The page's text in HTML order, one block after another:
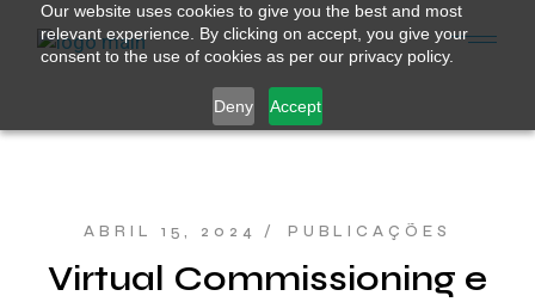
Our website uses cookies to give you the best and most
relevant experience. By clicking on accept, you give your
consent to the use of cookies as per our privacy policy.
Deny Accept
ABRIL 15, 2024 PUBLICAÇÕES
Virtual Commissioning e